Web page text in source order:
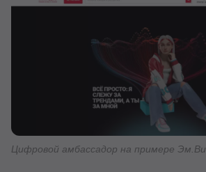
Цифровой амбассадор на примере Эм.Ви